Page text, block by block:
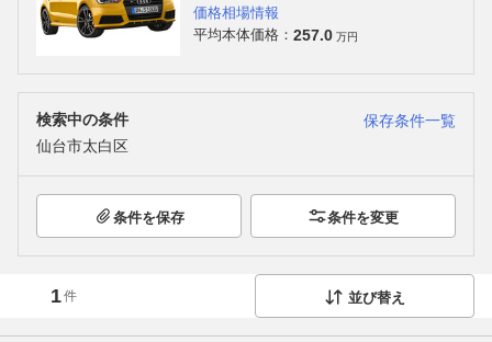
価格相場情報
平均本体価格： 257.0 万円
検索中の条件
保存条件一覧
仙台市太白区
条件を保存 条件を変更
1件 並び替え